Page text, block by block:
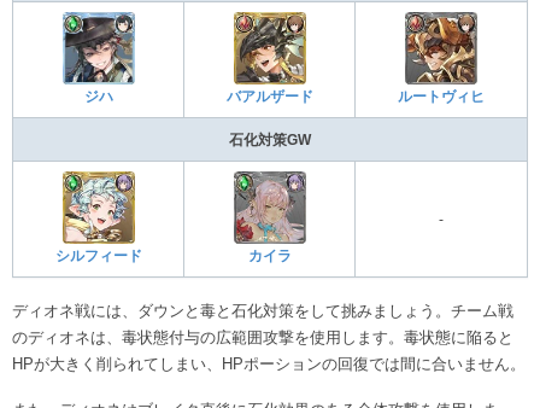
ジハ バアルザード ルートヴィヒ
石化対策GW
シルフィード カイラ
-
ディオネ戦には、ダウンと毒と石化対策をして挑みましょう。チーム戦
のディオネは、毒状態付与の広範囲攻撃を使用します。毒状態に陥ると
HPが大きく削られてしまい、HPポーションの回復では間に合いません。